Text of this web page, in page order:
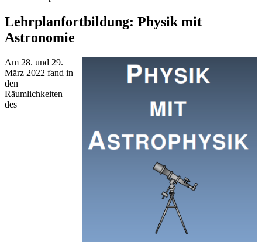
Lehrplanfortbildung: Physik mit
Astronomie
Am 28. und 29.
März 2022 fand in
den
Räumlichkeiten
des